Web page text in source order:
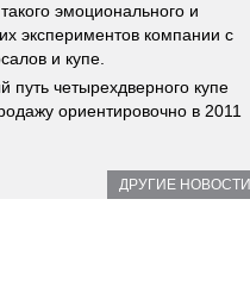
эмоционального и
экспериментов компании с
и купе.
четырехдверного купе
ориентировочно в 2011
ДРУГИЕ НОВОСТИ